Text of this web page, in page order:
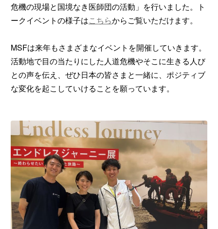
危機の現場と国境なき医師団の活動」を行いました。ト
ークイベントの様子はこちらからご覧いただけます。
MSFは来年もさまざまなイベントを開催していきます。
活動地で目の当たりにした人道危機やそこに生きる人び
との声を伝え、ぜひ日本の皆さまと一緒に、ポジティブ
な変化を起こしていけることを願っています。